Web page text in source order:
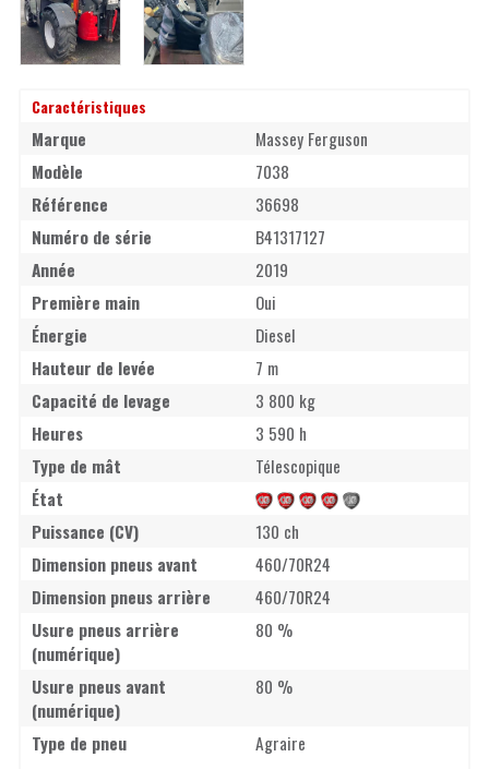
Caractéristiques
Marque
Massey Ferguson
Modèle
7038
Référence
36698
Numéro de série
B41317127
Année
2019
Première main
Oui
Énergie
Diesel
Hauteur de levée
7 m
Capacité de levage
3 800 kg
Heures
3 590 h
Type de mât
Télescopique
État
Puissance (CV)
130 ch
Dimension pneus avant
460/70R24
Dimension pneus arrière
460/70R24
Usure pneus arrière
(numérique)
80 %
Usure pneus avant
(numérique)
80 %
Type de pneu Agraire